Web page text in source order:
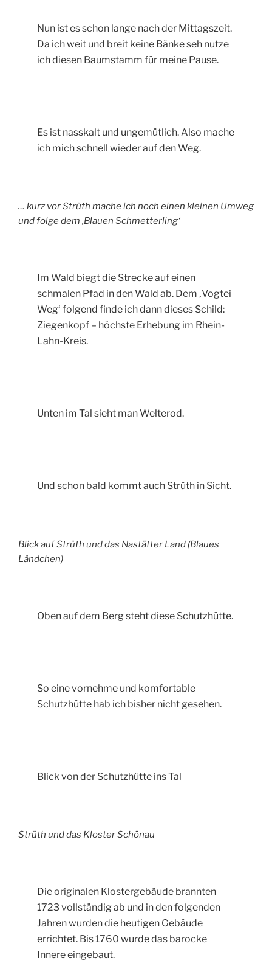
Nun ist es schon lange nach der Mittagszeit.
Da ich weit und breit keine Bänke seh nutze
ich diesen Baumstamm für meine Pause.
Es ist nasskalt und ungemütlich. Also mache
ich mich schnell wieder auf den Weg.
… kurz vor Strüth mache ich noch einen kleinen Umweg
und folge dem ‚Blauen Schmetterling‘
Im Wald biegt die Strecke auf einen
schmalen Pfad in den Wald ab. Dem ‚Vogtei
Weg‘ folgend finde ich dann dieses Schild:
Ziegenkopf – höchste Erhebung im Rhein-
Lahn-Kreis.
Unten im Tal sieht man Welterod.
Und schon bald kommt auch Strüth in Sicht.
Blick auf Strüth und das Nastätter Land (Blaues
Ländchen)
Oben auf dem Berg steht diese Schutzhütte.
So eine vornehme und komfortable
Schutzhütte hab ich bisher nicht gesehen.
Blick von der Schutzhütte ins Tal
Strüth und das Kloster Schönau
Die originalen Klostergebäude brannten
1723 vollständig ab und in den folgenden
Jahren wurden die heutigen Gebäude
errichtet. Bis 1760 wurde das barocke
Innere eingebaut.